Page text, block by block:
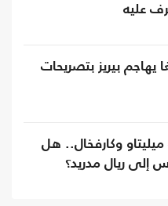
عليه
يهاجم بيريز بتصريحات
ميليتاو وكارفخال.. هل
إلى ريال مدريد؟